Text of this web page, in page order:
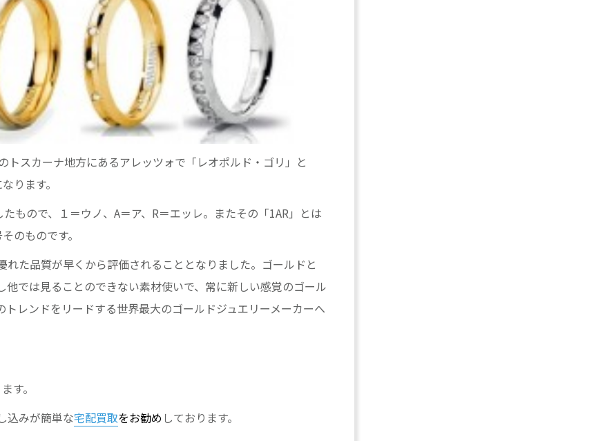
スカーナ地方にあるアレッツォで「レオポルド・ゴリ」と
ります。
もので、１＝ウノ、A＝ア、R＝エッレ。またその「1AR」とは
のものです。
た品質が早くから評価されることとなりました。ゴールドと
では見ることのできない素材使いで、常に新しい感覚のゴール
レンドをリードする世界最大のゴールドジュエリーメーカーへ
す。
込みが簡単な宅配買取をお勧め しております。